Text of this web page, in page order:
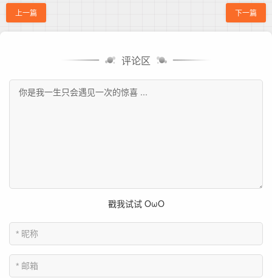
上一篇 下一篇
评论区